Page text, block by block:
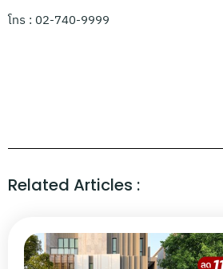
โทร : 02-740-9999
Related Articles :